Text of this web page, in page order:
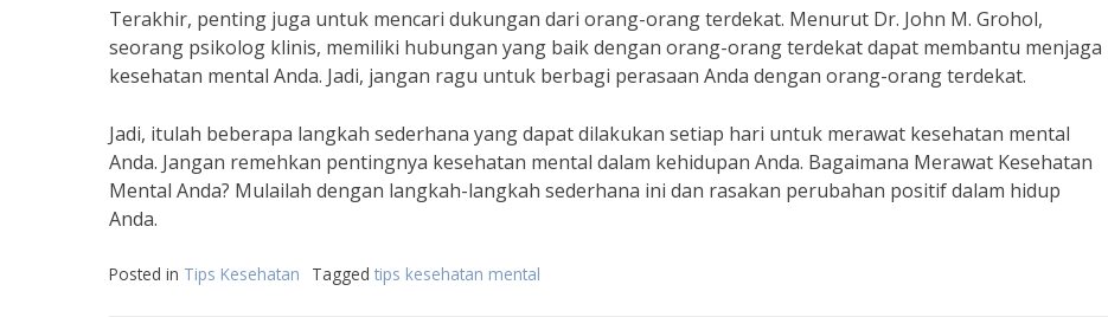
Terakhir, penting juga untuk mencari dukungan dari orang-orang terdekat. Menurut Dr. John M. Grohol,
seorang psikolog klinis, memiliki hubungan yang baik dengan orang-orang terdekat dapat membantu menjaga
kesehatan mental Anda. Jadi, jangan ragu untuk berbagi perasaan Anda dengan orang-orang terdekat.
Jadi, itulah beberapa langkah sederhana yang dapat dilakukan setiap hari untuk merawat kesehatan mental
Anda. Jangan remehkan pentingnya kesehatan mental dalam kehidupan Anda. Bagaimana Merawat Kesehatan
Mental Anda? Mulailah dengan langkah-langkah sederhana ini dan rasakan perubahan positif dalam hidup
Anda.
Posted in Tips Kesehatan Tagged tips kesehatan mental